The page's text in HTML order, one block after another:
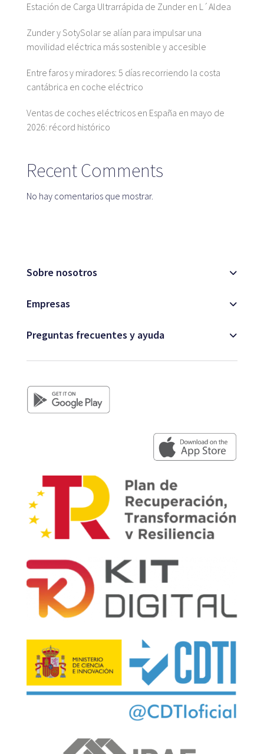
+34 979 300 500
Estación de Carga Ultrarrápida de Zunder en L´Aldea
Zunder y SotySolar se alían para impulsar una
movilidad eléctrica más sostenible y accesible
Entre faros y miradores: 5 días recorriendo la costa
cantábrica en coche eléctrico
Ventas de coches eléctricos en España en mayo de
2026: récord histórico
Recent Comments
No hay comentarios que mostrar.
Sobre nosotros
Empresas
Preguntas frecuentes y ayuda